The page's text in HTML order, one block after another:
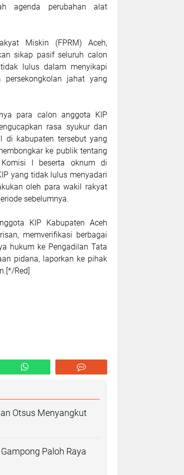
agenda perubahan alat
Miskin (FPRM) Aceh,
sikap pasif seluruh calon
lulus dalam menyikapi
persekongkolan jahat yang
para calon anggota KIP
rasa syukur dan
di kabupaten tersebut yang
ke publik tentang
I beserta oknum di
yang tidak lulus menyadari
oleh para wakil rakyat
sebelumnya.
KIP Kabupaten Aceh
memverifikasi berbagai
hukum ke Pengadilan Tata
pidana, laporkan ke pihak
Red]
Otsus Menyangkut
Paloh Raya